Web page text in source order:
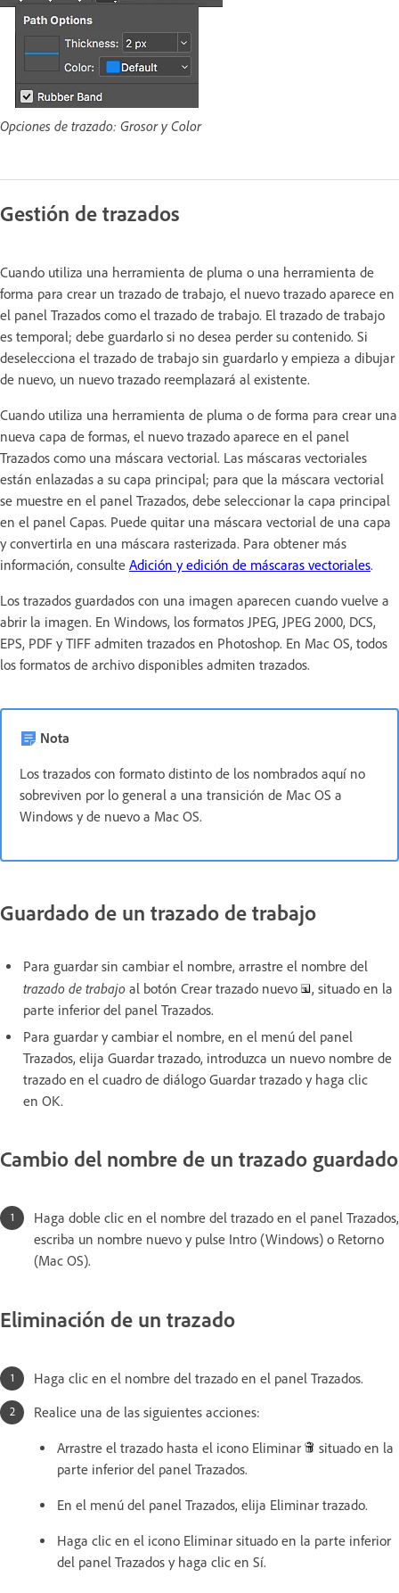
Opciones de trazado: Grosor y Color
Gestión de trazados
Cuando utiliza una herramienta de pluma o una herramienta de
forma para crear un trazado de trabajo, el nuevo trazado aparece en
el panel Trazados como el trazado de trabajo. El trazado de trabajo
es temporal; debe guardarlo si no desea perder su contenido. Si
deselecciona el trazado de trabajo sin guardarlo y empieza a dibujar
de nuevo, un nuevo trazado reemplazará al existente.
Cuando utiliza una herramienta de pluma o de forma para crear una
nueva capa de formas, el nuevo trazado aparece en el panel
Trazados como una máscara vectorial. Las máscaras vectoriales
están enlazadas a su capa principal; para que la máscara vectorial
se muestre en el panel Trazados, debe seleccionar la capa principal
en el panel Capas. Puede quitar una máscara vectorial de una capa
y convertirla en una máscara rasterizada. Para obtener más
información, consulte Adición y edición de máscaras vectoriales.
Los trazados guardados con una imagen aparecen cuando vuelve a
abrir la imagen. En Windows, los formatos JPEG, JPEG 2000, DCS,
EPS, PDF y TIFF admiten trazados en Photoshop. En Mac OS, todos
los formatos de archivo disponibles admiten trazados.
Nota
Los trazados con formato distinto de los nombrados aquí no
sobreviven por lo general a una transición de Mac OS a
Windows y de nuevo a Mac OS.
Guardado de un trazado de trabajo
Para guardar sin cambiar el nombre, arrastre el nombre del
trazado de trabajo al botón Crear trazado nuevo
, situado en la
parte inferior del panel Trazados.
Para guardar y cambiar el nombre, en el menú del panel
Trazados, elija Guardar trazado, introduzca un nuevo nombre de
trazado en el cuadro de diálogo Guardar trazado y haga clic
en OK.
Cambio del nombre de un trazado guardado
Haga doble clic en el nombre del trazado en el panel Trazados,
escriba un nombre nuevo y pulse Intro (Windows) o Retorno
(Mac OS).
Eliminación de un trazado
Haga clic en el nombre del trazado en el panel Trazados.
Realice una de las siguientes acciones:
Arrastre el trazado hasta el icono Eliminar
situado en la
parte inferior del panel Trazados.
En el menú del panel Trazados, elija Eliminar trazado.
Haga clic en el icono Eliminar situado en la parte inferior
del panel Trazados y haga clic en Sí.